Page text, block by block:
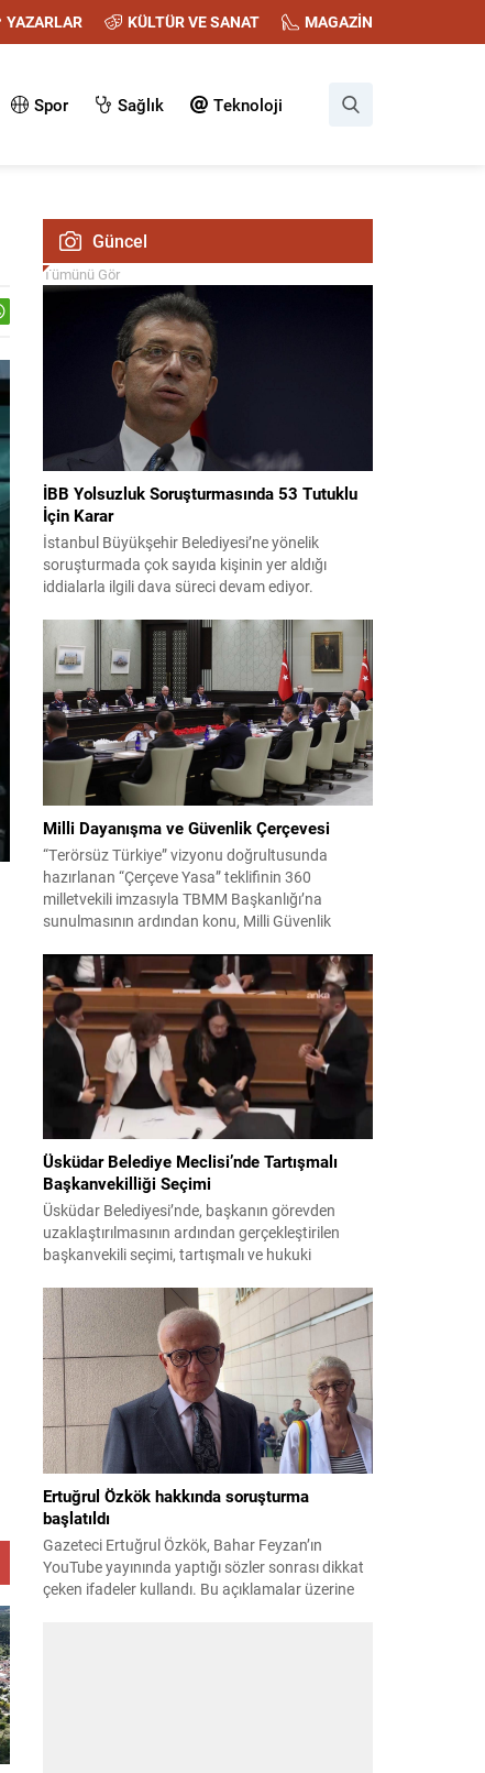
YAZARLAR KÜLTÜR VE SANAT MAGAZİN
Spor Sağlık Teknoloji
Güncel
Tümünü Gör
İBB Yolsuzluk Soruşturmasında 53 Tutuklu
İçin Karar
İstanbul Büyükşehir Belediyesi’ne yönelik
soruşturmada çok sayıda kişinin yer aldığı
iddialarla ilgili dava süreci devam ediyor.
sanıkların tutukluluk hallerini ayrı ayrı
değerlendirdi. İnceleme sonucunda, aralarında
Ekrem İmamoğlu’nun da bulunduğu 53 tutuklu
hakkında tutukluluk hallerinin sürdürülmesine
karar verildi. İddialar ve değerlendirilen talepler
Soruşturma kapsamında sanıklara yöneltilen...
Milli Dayanışma ve Güvenlik Çerçevesi
“Terörsüz Türkiye” vizyonu doğrultusunda
hazırlanan “Çerçeve Yasa” teklifinin 360
milletvekili imzasıyla TBMM Başkanlığı’na
sunulmasının ardından konu, Milli Güvenlik
Toplantı sonrası yayımlanan sekiz maddelik
bildiri, ülke güvenliği ve bölgesel gelişmelere dair
değerlendirmeleri içermektedir. Yaklaşık 2 saat
15 dakika süren oturumun sonuç metninde;
terörle mücadele, bölgesel istikrar,...
Üsküdar Belediye Meclisi’nde Tartışmalı
Başkanvekilliği Seçimi
Üsküdar Belediyesi’nde, başkanın görevden
uzaklaştırılmasının ardından gerçekleştirilen
başkanvekili seçimi, tartışmalı ve hukuki
geldi. Yapılan oylamada usul ve gizlilikle ilgili
ciddi iddialar ortaya atıldı; bazı oyların geçersiz
sayılması ve meclis içindeki yönlendirmeler
kamuoyunda tepkilere yol açtı. Seçim sürecinde
yaşanan gelişmeler, parti grupları arasındaki
gerilimi artırdı. CHP’nin...
Ertuğrul Özkök hakkında soruşturma
başlatıldı
Gazeteci Ertuğrul Özkök, Bahar Feyzan’ın
YouTube yayınında yaptığı sözler sonrası dikkat
çeken ifadeler kullandı. Bu açıklamalar üzerine